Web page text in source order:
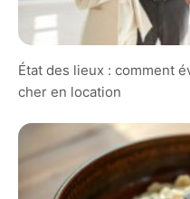
État des lieux : comment
cher en location